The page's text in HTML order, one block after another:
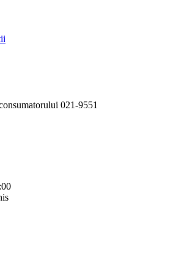
021-9551